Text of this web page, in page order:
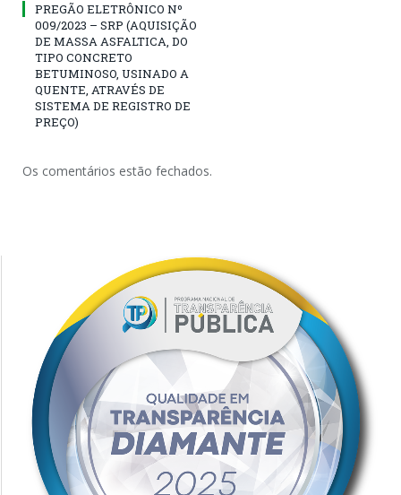
PREGÃO ELETRÔNICO Nº
009/2023 – SRP (AQUISIÇÃO
DE MASSA ASFALTICA, DO
TIPO CONCRETO
BETUMINOSO, USINADO A
QUENTE, ATRAVÉS DE
SISTEMA DE REGISTRO DE
PREÇO)
Os comentários estão fechados.